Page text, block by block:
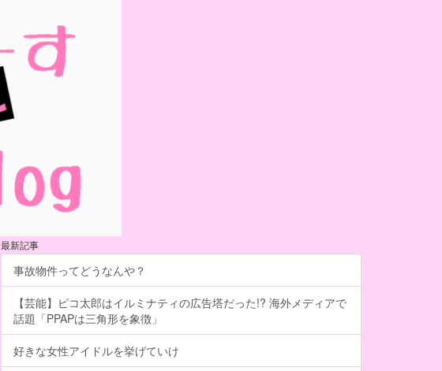
最新記事
事故物件ってどうなんや？
【芸能】ピコ太郎はイルミナティの広告塔だった!? 海外メディアで
話題「PPAPは三角形を象徴」
好きな女性アイドルを挙げていけ